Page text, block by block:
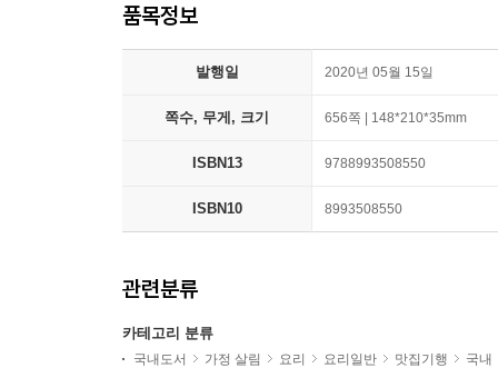
품목정보
발행일 2020년 05월 15일
쪽수, 무게, 크기 656쪽 | 148*210*35mm
ISBN13 9788993508550
ISBN10 8993508550
관련분류
카테고리 분류
국내도서 가정 살림 요리 요리일반 맛집기행
국내